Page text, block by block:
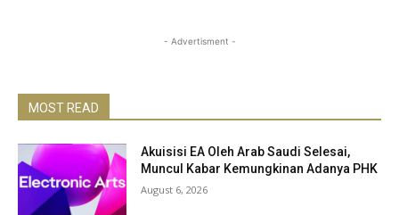
- Advertisment -
MOST READ
Akuisisi EA Oleh Arab Saudi Selesai,
Muncul Kabar Kemungkinan Adanya PHK
August 6, 2026